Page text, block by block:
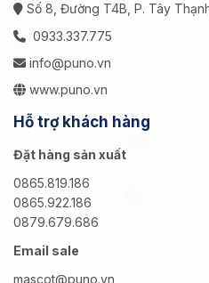
Số 8, Đường T4B, P. Tây
0933.337.775
info@puno.vn
www.puno.vn
Hỗ trợ khách hàng
Đặt hàng sản xuất
0865.819.186
0865.922.186
0879.679.686
Email sale
mascot@puno.vn